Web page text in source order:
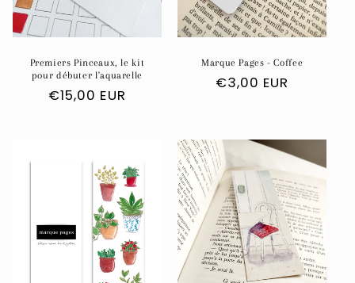
Premiers Pinceaux, le kit
pour débuter l'aquarelle
Prix
€15,00 EUR
Marque Pages - Coffee
Prix
€3,00 EUR